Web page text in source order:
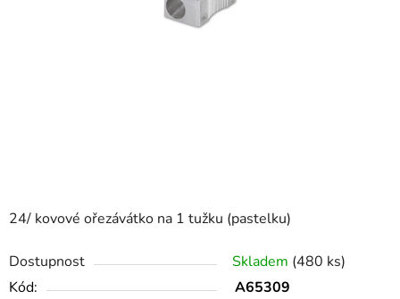
24/ kovové ořezávátko na 1 tužku (pastelku)
Dostupnost Skladem (480 ks)
Kód:
A65309